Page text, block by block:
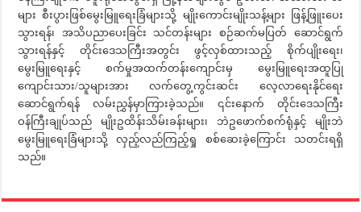
များ စီးပွားဖြစ်မွေးမြူရေးခြံများသို့ မျိုးကောင်းမျိုးသန့်များ ဖြန့်ဖြူးပေး
သွားရန်၊ အသိပညာပေးခြင်း သင်တန်းများ စဉ်ဆက်မပြတ် ဆောင်ရွက်
သွားရန်နှင့် တိုင်းဒေသကြီးအတွင်း ဖွင့်လှစ်ထားသည့် စိုက်ပျိုးရေး၊
မွေးမြူရေးနှင့် စက်မှုအထက်တန်းကျောင်းမှ မွေးမြူရေးအထူပြု
ကျောင်းသား/သူများအား လက်တွေ့ကွင်းဆင်း လေ့လာရေးနိုင်ရေး
ဆောင်ရွက်ရန် လမ်းညွှန်မှာကြားခဲ့သည်။ ၎င်းနောက် တိုင်းဒေသကြီး
ဝန်ကြီးချုပ်သည် မျိုးဥထိန်းသိမ်းခန်းများ၊ ဘဲဥဖောက်စက်ရုံနှင့် မျိုးဘဲ
မွေးမြူရေးခြံများသို့ လှည့်လည်ကြည့်ရှု စစ်ဆေးခဲ့ကြောင်း သတင်းရရှိ
သည်။